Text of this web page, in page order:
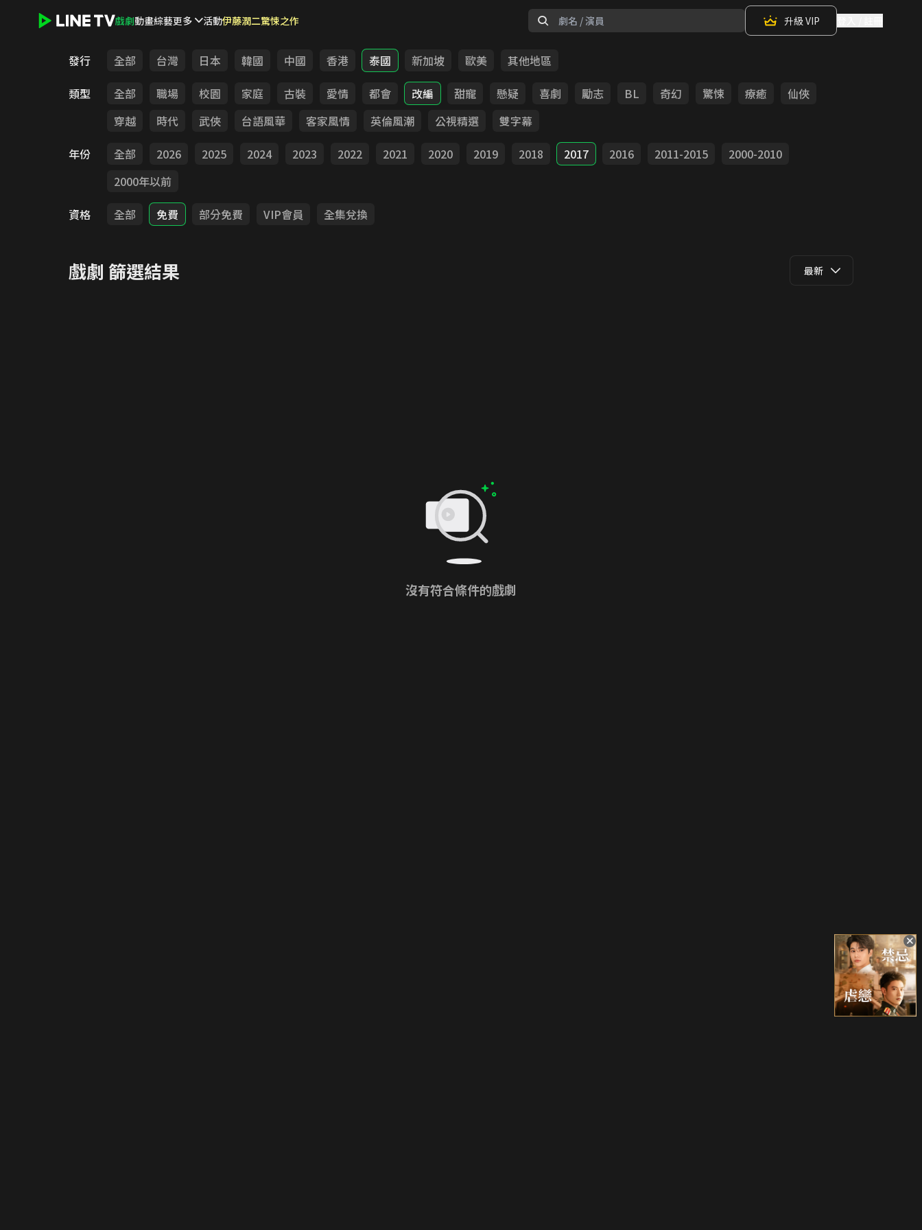
戲劇動畫綜藝更多 活動伊藤潤二驚悚之作 升級 VIP
發行 全部 台灣 日本 韓國 中國 香港 泰國 新加坡 歐美
其他地區
類型
全部 職場 校園 家庭 古裝 愛情 都會 改編 甜寵 懸疑 喜劇 勵志 BL 奇幻 驚悚 療癒
仙俠
穿越
時代 武俠 台語風華 客家風情 英倫風潮 公視精選
雙字幕
年份
全部 2026 2025 2024 2023 2022 2021 2020 2019 2018 2017 2016 2011-2015
2000-2010
2000年以前
資格
全部 免費 部分免費 VIP會員 全集兌換
戲劇 篩選結果 最新
沒有符合條件的戲劇